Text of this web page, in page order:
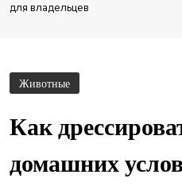
для владельцев
Животные
Как
домашних